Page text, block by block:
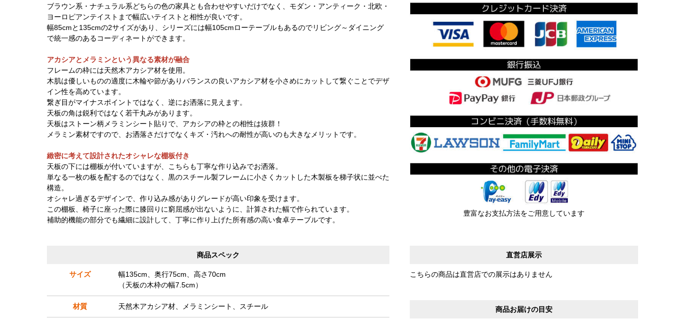
ブラウン系・ナチュラル系どちらの色の家具とも合わせやすいだけでなく、モダン・アンティーク・北欧・
ヨーロピアンテイストまで幅広いテイストと相性が良いです。
幅85cmと135cmの2サイズがあり、シリーズには幅105cmローテーブルもあるのでリビング～ダイニング
で統一感のあるコーディネートができます。
アカシアとメラミンという異なる素材が融合
フレームの枠には天然木アカシア材を使用。
木肌は優しいものの適度に木輪や節がありバランスの良いアカシア材を小さめにカットして繋ぐことでデザ
イン性を高めています。
繋ぎ目がマイナスポイントではなく、逆にお洒落に見えます。
天板の角は鋭利ではなく若干丸みがあります。
天板はストーン柄メラミンシート貼りで、アカシアの枠との相性は抜群！
メラミン素材ですので、お洒落さだけでなくキズ・汚れへの耐性が高いのも大きなメリットです。
緻密に考えて設計されたオシャレな棚板付き
天板の下には棚板が付いていますが、こちらも丁寧な作り込みでお洒落。
単なる一枚の板を配するのではなく、黒のスチール製フレームに小さくカットした木製板を梯子状に並べた
構造。
オシャレ過ぎるデザインで、作り込み感がありグレードが高い印象を受けます。
この棚板、椅子に座った際に膝回りに窮屈感が出ないように、計算された幅で作られています。
補助的機能の部分でも繊細に設計して、丁寧に作り上げた所有感の高い食卓テーブルです。
豊富なお支払方法をご用意しています
直営店展示
こちらの商品は直営店での展示はありません
商品お届けの目安
商品スペック
サイズ
幅135cm、奥行75cm、高さ70cm
（天板の木枠の幅7.5cm）
材質 天然木アカシア材、メラミンシート、スチール